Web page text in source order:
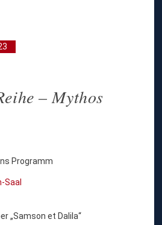
– Mythos
Programm
Saal
„Samson et Dalila“